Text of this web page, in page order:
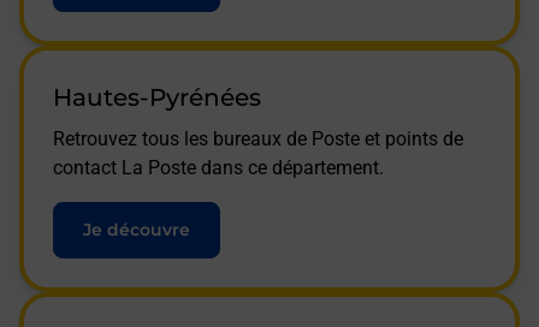
Hautes-Pyrénées
Retrouvez tous les bureaux de Poste et points de
contact La Poste dans ce département.
Je découvre